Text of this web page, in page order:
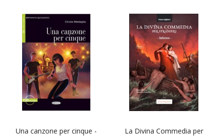
Una canzone per cinque -
La Divina Commedia per